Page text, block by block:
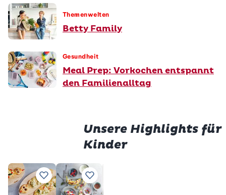
Themenwelten
Betty Family
Gesundheit
Meal Prep: Vorkochen entspannt
den Familienalltag
Unsere Highlights für
Kinder
Zu Lieblingsrezepten hinzufügen
Zu Lieblingsrezepten hinzufügen